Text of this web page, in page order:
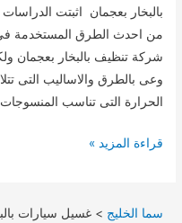
بالبخار بعجمان اثبتت
من احدث الطرق المستخدمة
شركة تنظيف بالبخار بعجمان
وعى بالطرق والاساليب التى
الحرارة التى تناسب
تنظيف
قراءة المزيد »
سما الخليج >غسيل سيارات